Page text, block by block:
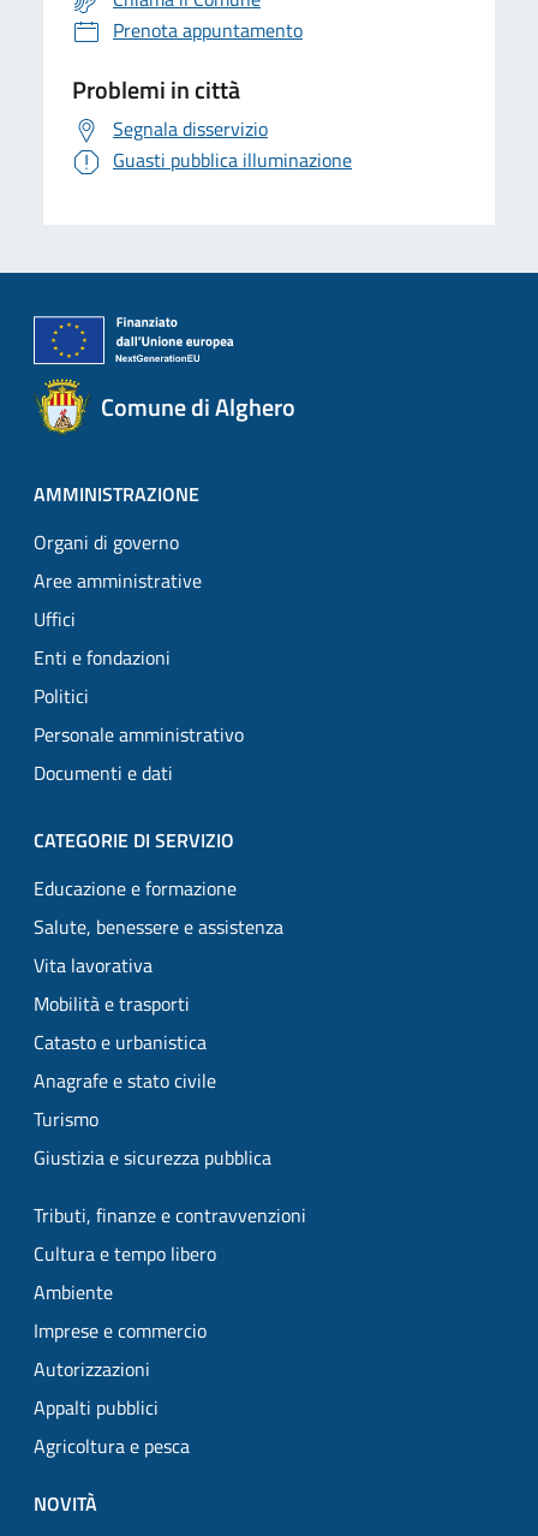
Prenota appuntamento
Problemi in città
Segnala disservizio
Guasti pubblica illuminazione
Comune di Alghero
AMMINISTRAZIONE
Organi di governo
Aree amministrative
Uffici
Enti e fondazioni
Politici
Personale amministrativo
Documenti e dati
CATEGORIE DI SERVIZIO
Educazione e formazione
Salute, benessere e assistenza
Vita lavorativa
Mobilità e trasporti
Catasto e urbanistica
Anagrafe e stato civile
Turismo
Giustizia e sicurezza pubblica
Tributi, finanze e contravvenzioni
Cultura e tempo libero
Ambiente
Imprese e commercio
Autorizzazioni
Appalti pubblici
Agricoltura e pesca
NOVITÀ